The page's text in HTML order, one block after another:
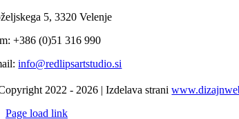
5, 3320 Velenje
+386 (0)51 316 990
info@redlipsartstudio.si
2022 - 2026 | Izdelava strani
Page load link